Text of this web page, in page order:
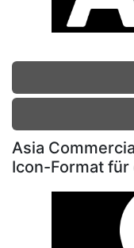
Asia
Icon-Format